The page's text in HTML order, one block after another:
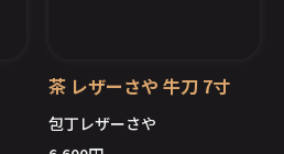
茶 レザーさや 牛刀 7寸
包丁レザーさや